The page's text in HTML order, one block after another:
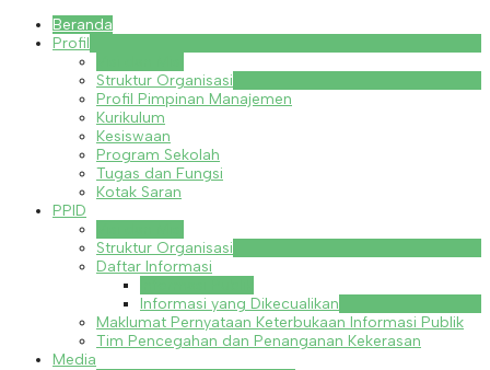
Beranda
Profil
Struktur Organisasi
Profil Pimpinan Manajemen
Kurikulum
Kesiswaan
Program Sekolah
Tugas dan Fungsi
Kotak Saran
PPID
Struktur Organisasi
Daftar Informasi
Informasi yang Dikecualikan
Maklumat Pernyataan Keterbukaan Informasi Publik
Tim Pencegahan dan Penanganan Kekerasan
Media